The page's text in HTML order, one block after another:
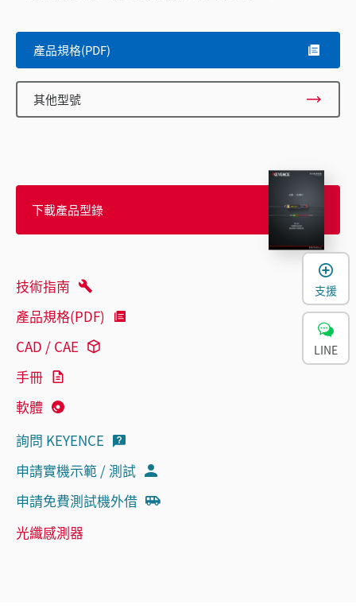
產品規格(PDF)
其他型號
下載產品型錄
技術指南
產品規格(PDF)
CAD / CAE
手冊
軟體
詢問 KEYENCE
申請實機示範 / 測試
申請免費測試機外借
光纖感測器
支援
LINE